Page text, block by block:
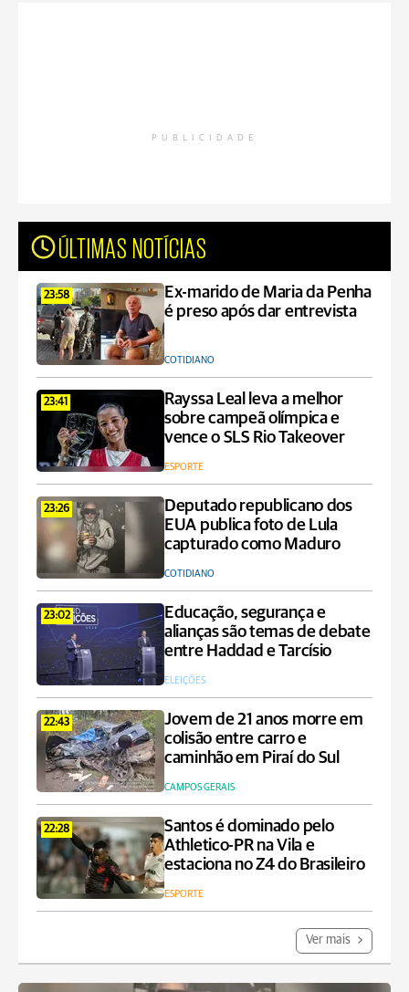
PUBLICIDADE
ÚLTIMAS NOTÍCIAS
23:58
Ex-marido de Maria da Penha
é preso após dar entrevista
COTIDIANO
23:41
Rayssa Leal leva a melhor
sobre campeã olímpica e
vence o SLS Rio Takeover
ESPORTE
23:26
Deputado republicano dos
EUA publica foto de Lula
capturado como Maduro
COTIDIANO
23:02
Educação, segurança e
alianças são temas de debate
entre Haddad e Tarcísio
ELEIÇÕES
22:43
Jovem de 21 anos morre em
colisão entre carro e
caminhão em Piraí do Sul
CAMPOS GERAIS
22:28
Santos é dominado pelo
Athletico-PR na Vila e
estaciona no Z4 do Brasileiro
ESPORTE
Ver mais